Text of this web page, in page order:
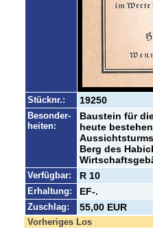
Stücknr.: 19250
Besonder-
heiten:
Baustein für
heute
Berg des
Verfügbar: R 10
Erhaltung: EF-.
Zuschlag: 55,00 EUR
Vorheriges Los